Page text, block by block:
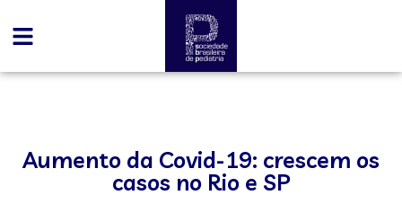
Aumento da Covid-19: crescem os
casos no Rio e SP